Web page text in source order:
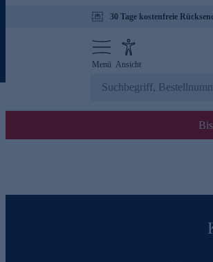
30 Tage kostenfreie
Menü Ansicht